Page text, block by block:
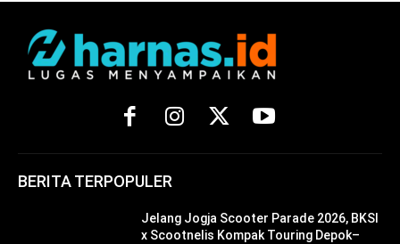
BERITA TERPOPULER
Jelang Jogja Scooter Parade 2026, BKSI
x Scootnelis Kompak Touring Depok–